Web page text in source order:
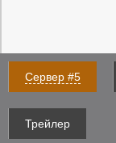
Сервер #5
Трейлер